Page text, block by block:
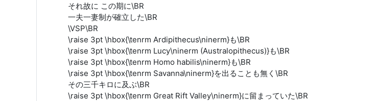
それ故に この期に\BR
一夫一妻制が確立した\BR
\VSP\BR
\raise 3pt \hbox{\tenrm Ardipithecus\ninerm}も\BR
\raise 3pt \hbox{\tenrm Lucy\ninerm (Australopithecus)}も\BR
\raise 3pt \hbox{\tenrm Homo habilis\ninerm}も\BR
\raise 3pt \hbox{\tenrm Savanna\ninerm}を出ることも無く\BR
その三千キロに及ぶ\BR
\raise 3pt \hbox{\tenrm Great Rift Valley\ninerm}に留まっていた\BR